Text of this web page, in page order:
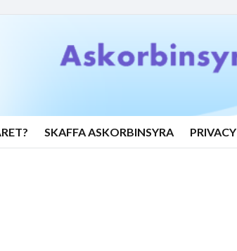
SKAFFA ASKORBINSYRA PRIVACY